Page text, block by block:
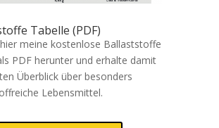
Tabelle (PDF)
meine kostenlose Ballaststoffe
PDF herunter und erhalte damit
Überblick über besonders
Lebensmittel.